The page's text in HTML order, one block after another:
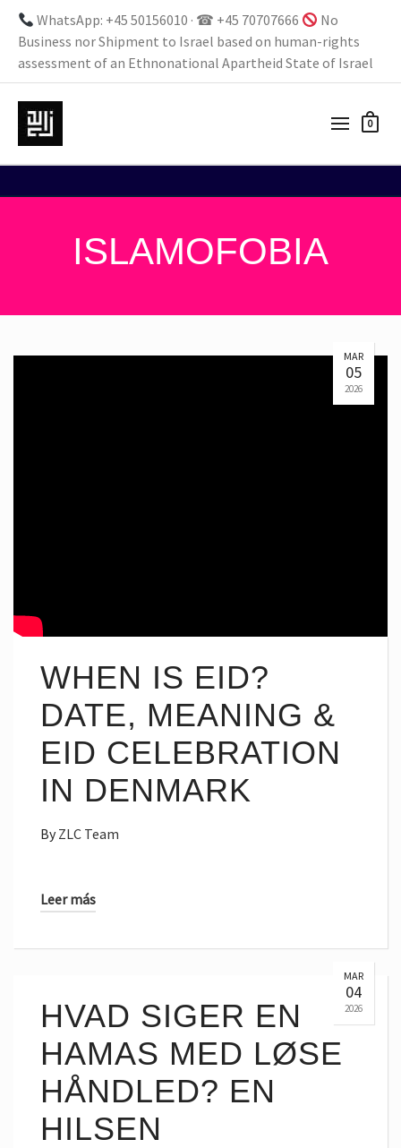
WhatsApp: +45 50156010 · ☎ +45 70707666
No
Business nor Shipment to Israel based on human-rights
assessment of an Ethnonational Apartheid State of Israel
0
ISLAMOFOBIA
MAR
05
2026
WHEN IS EID?
DATE, MEANING &
EID CELEBRATION
IN DENMARK
ByZLC Team
Leer más
MAR
04
2026
HVAD SIGER EN
HAMAS MED LØSE
HÅNDLED? EN
HILSEN